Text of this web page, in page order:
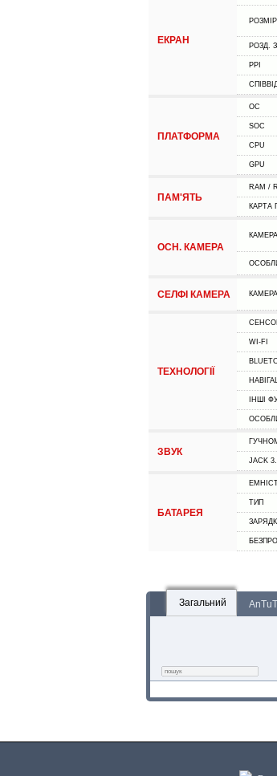
ЕКРАН
РОЗМІР
РОЗД.
PPI
ПЛАТФОРМА
ОС
SOC
CPU
GPU
ПАМ'ЯТЬ
RAM /
КАРТА
ОСН. КАМЕРА
КАМЕРА
СЕЛФІ КАМЕРА КАМЕРА
ТЕХНОЛОГІЇ
WI-FI
ІНШІ
ЗВУК
JACK
БАТАРЕЯ
ТИП
Загальний